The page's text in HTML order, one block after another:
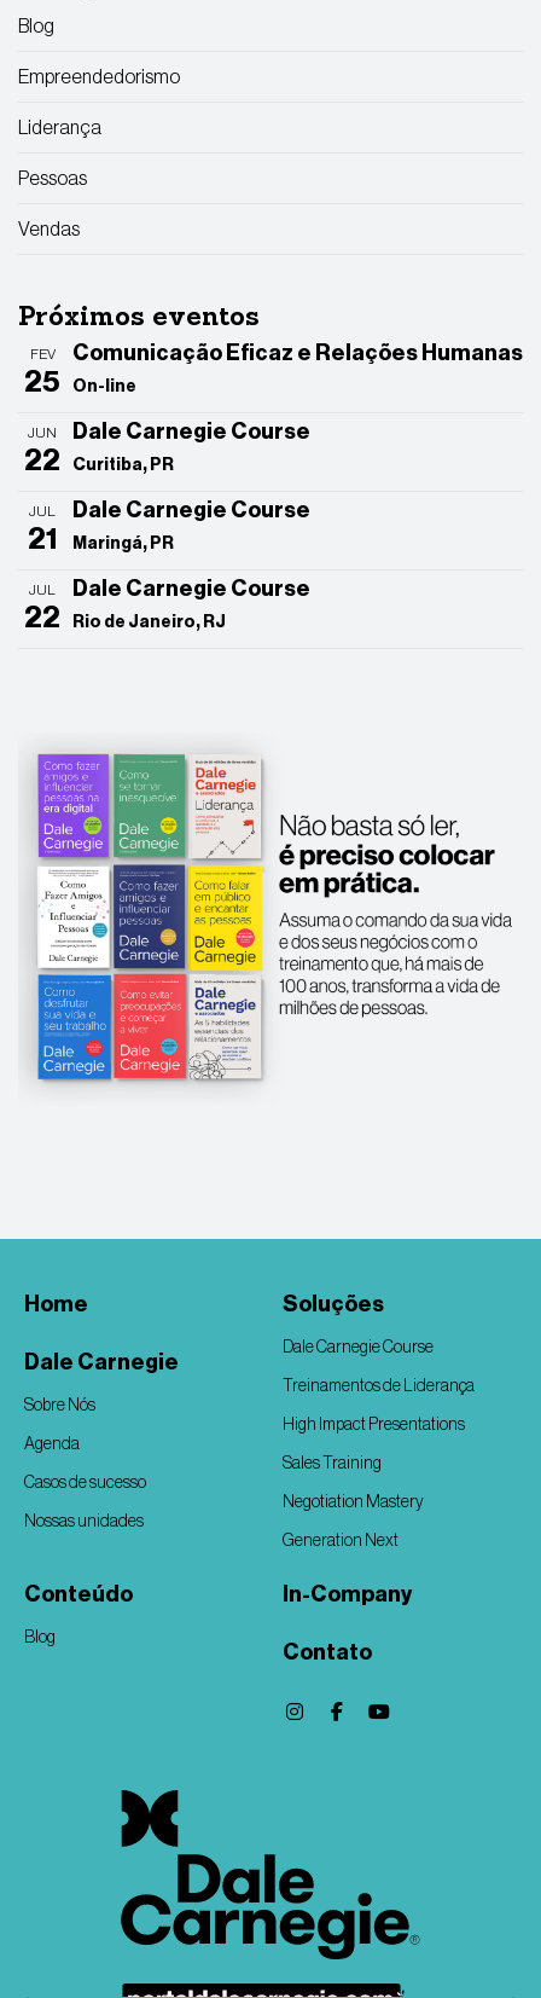
Blog
Empreendedorismo
Liderança
Pessoas
Vendas
Próximos eventos
FEV
25
Comunicação Eficaz e Relações Humanas
On-line
JUN
22
Dale Carnegie Course
Curitiba, PR
JUL
21
Dale Carnegie Course
Maringá, PR
JUL
22
Dale Carnegie Course
Rio de Janeiro, RJ
Home
Dale Carnegie
Sobre Nós
Agenda
Casos de sucesso
Nossas unidades
Soluções
Dale Carnegie Course
Treinamentos de Liderança
High Impact Presentations
Sales Training
Negotiation Mastery
Generation Next
Conteúdo
Blog
In-Company
Contato